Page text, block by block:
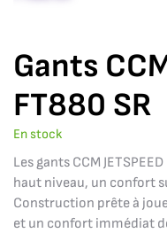
Gants
FT880 SR
En stock
Les gants CCM
haut niveau, un confort
Construction prête à
et un confort immédiat